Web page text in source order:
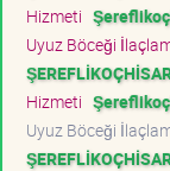
Hizmeti
Uyuz Böceği
Hizmeti
Uyuz Böceği